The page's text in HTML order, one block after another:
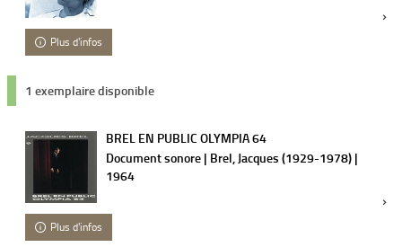
Plus d'infos
1 exemplaire disponible
BREL EN PUBLIC OLYMPIA 64
Document sonore | Brel, Jacques (1929-1978) |
1964
Plus d'infos